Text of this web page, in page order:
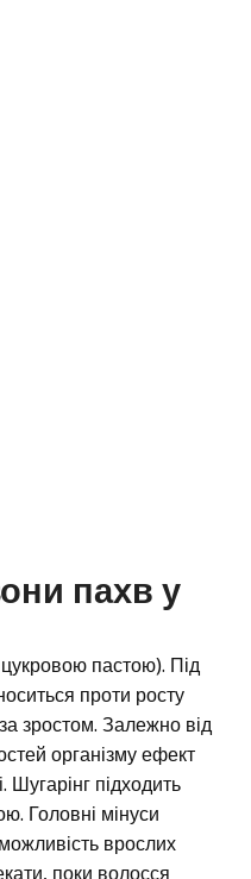
пахв у
пастою). Під
проти росту
зростом. Залежно від
організму ефект
Шугарінг підходить
Головні мінуси
врослих
поки волосся